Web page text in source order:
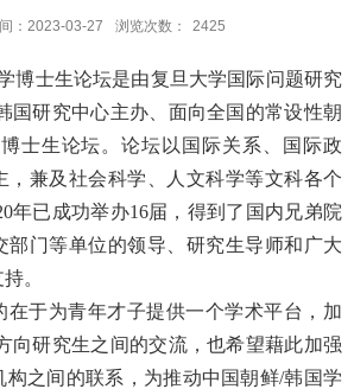
：2023-03-27 浏览次数： 2425
博士生论坛是由复旦大学国际问题研究
国研究中心主办、面向全国的常设性朝
士生论坛。论坛以国际关系、国际政
，兼及社会科学、人文科学等文科各个
年已成功举办16届，得到了国内兄弟院
部门等单位的领导、研究生导师和广大
。
在于为青年才子提供一个学术平台，加
向研究生之间的交流，也希望藉此加强
构之间的联系，为推动中国朝鲜/韩国学